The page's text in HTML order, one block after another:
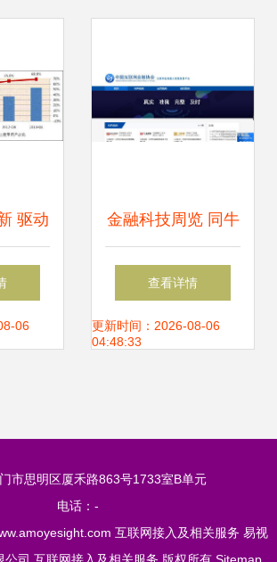
服务发展
驱动
铸就
篇章
06
金融科技周览 同牛
科技观察揭示信息
系统集成服务新趋
查看详情
更新时间：2026-08-06
04:48:33
市思明区厦禾路863号1733室B单元
电话：-
互联网接入及相关服务 易视